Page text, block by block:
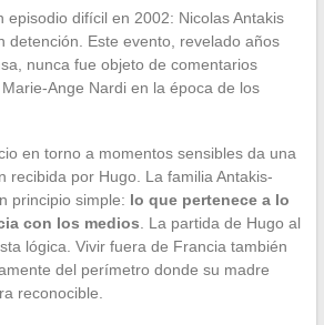
episodio difícil en 2002: Nicolas Antakis
detención. Este evento, revelado años
nunca fue objeto de comentarios
Ange Nardi en la época de los
en torno a momentos sensibles da una
recibida por Hugo. La familia Antakis-
principio simple: lo que pertenece a lo
con los medios. La partida de Hugo al
lógica. Vivir fuera de Francia también
del perímetro donde su madre
reconocible.